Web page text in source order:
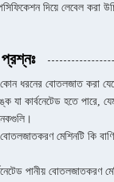
দিয়ে লেবেল করা
কোন ধরনের বোতলজাত করা
যা কার্বনেটেড হতে পারে,
বোতলজাতকরণ মেশিনটি কি
পানীয় বোতলজাতকরণ